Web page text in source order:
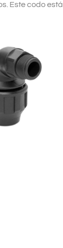
Este codo está